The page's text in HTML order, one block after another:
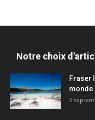
Notre choix
Fraser
monde
5